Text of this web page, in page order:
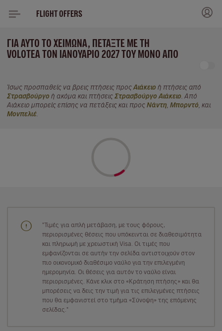
FLIGHT OFFERS
ΓΙΑ ΑΥΤΌ ΤΟ ΧΕΙΜΏΝΑ, ΠΕΤΆΞΤΕ ΜΕ ΤΗ
VOLOTEA ΤΟΝ ΙΑΝΟΥΆΡΙΟ 2027 ΤΟΥ ΜΌΝΟ ΑΠΌ
Ίσως προσπαθείς να βρεις πτήσεις προς Αιάκειο ή πτήσεις από
Στρασβούργο ή ακόμα και πτήσεις Στρασβούργο Αιάκειο . Από
Αιάκειο μπορείς επίσης να πετάξεις και προς Νάντη Μπορντό , και
Μονπελιέ
"Τιμές για απλή μετάβαση, με τους φόρους,
περιορισμένες θέσεις που υπόκεινται σε διαθεσιμότητα
και πληρωμή με χρεωστική Visa. Οι τιμές που
εμφανίζονται σε αυτήν την σελίδα αντιστοιχούν στον
πιο οικονομικό διαθέσιμο ναύλο για την επιλεγμένη
ημερομηνία. Οι θέσεις για αυτόν το ναύλο είναι
περιορισμένες. Κάνε κλικ στο «Κράτηση πτήσης» και θα
μπορέσεις να δεις την τιμή για τις επιλεγμένες πτήσεις
που θα εμφανιστεί στο τμήμα «Σύνοψη» της επόμενης
σελίδας."